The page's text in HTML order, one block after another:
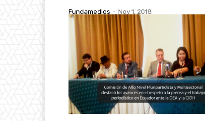
Fundamedios - Nov 1, 2018